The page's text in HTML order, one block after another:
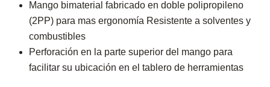
Mango bimaterial fabricado en doble polipropileno
(2PP) para mas ergonomía Resistente a solventes y
combustibles
Perforación en la parte superior del mango para
facilitar su ubicación en el tablero de herramientas